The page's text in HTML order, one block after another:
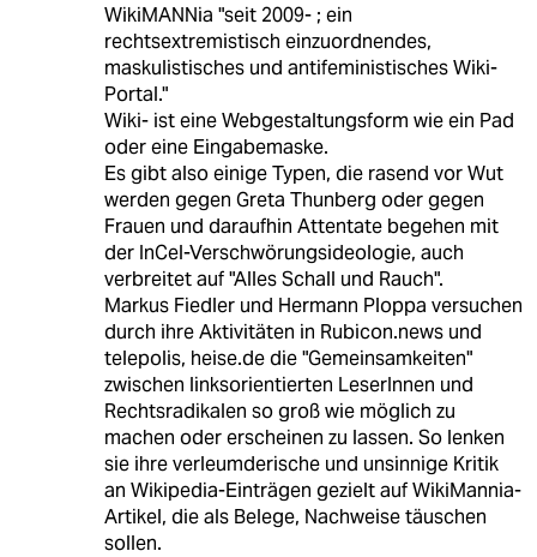
WikiMANNia "seit 2009- ; ein
rechtsextremistisch einzuordnendes,
maskulistisches und antifeministisches Wiki-
Portal."
Wiki- ist eine Webgestaltungsform wie ein Pad
oder eine Eingabemaske.
Es gibt also einige Typen, die rasend vor Wut
werden gegen Greta Thunberg oder gegen
Frauen und daraufhin Attentate begehen mit
der InCel-Verschwörungsideologie, auch
verbreitet auf "Alles Schall und Rauch".
Markus Fiedler und Hermann Ploppa versuchen
durch ihre Aktivitäten in Rubicon.news und
telepolis, heise.de die "Gemeinsamkeiten"
zwischen linksorientierten LeserInnen und
Rechtsradikalen so groß wie möglich zu
machen oder erscheinen zu lassen. So lenken
sie ihre verleumderische und unsinnige Kritik
an Wikipedia-Einträgen gezielt auf WikiMannia-
Artikel, die als Belege, Nachweise täuschen
sollen.